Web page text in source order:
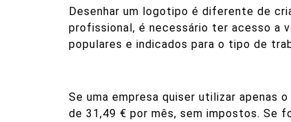
Desenhar um logotipo é diferente de
profissional, é necessário ter acesso a
populares e indicados para o tipo de
Se uma empresa quiser utilizar apenas
de 31,49 € por mês, sem impostos. Se